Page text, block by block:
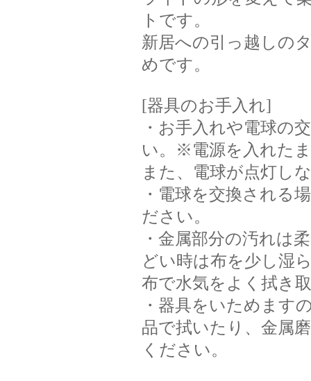
トです。
新居への引っ越しの
めです。
[器具のお手入れ]
・お手入れや電球の
い。※電源を入れた
また、電球が点灯し
・電球を交換される
ださい。
・金属部分の汚れは
どい時は布を少し湿
布で水気をよく拭き
・器具をいためます
品で拭いたり、金属
ください。